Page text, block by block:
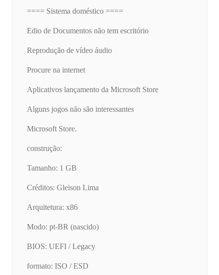
==== Sistema doméstico ====
Edio de Documentos não tem escritório
Reprodução de vídeo áudio
Procure na internet
Aplicativos lançamento da Microsoft Store
Alguns jogos não são interessantes
Microsoft Store.
construção:
Tamanho: 1 GB
Créditos: Gleison Lima
Arquitetura: x86
Modo: pt-BR (nascido)
BIOS: UEFI / Legacy
formato: ISO / ESD